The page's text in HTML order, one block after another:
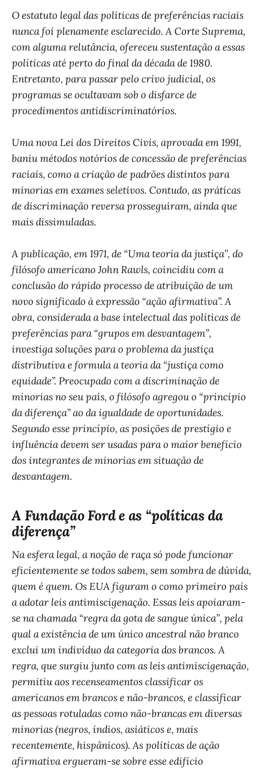
O estatuto legal das políticas de preferências raciais
nunca foi plenamente esclarecido. A Corte Suprema,
com alguma relutância, ofereceu sustentação a essas
políticas até perto do final da década de 1980.
Entretanto, para passar pelo crivo judicial, os
programas se ocultavam sob o disfarce de
procedimentos antidiscriminatórios.
Uma nova Lei dos Direitos Civis, aprovada em 1991,
baniu métodos notórios de concessão de preferências
raciais, como a criação de padrões distintos para
minorias em exames seletivos. Contudo, as práticas
de discriminação reversa prosseguiram, ainda que
mais dissimuladas.
A publicação, em 1971, de “Uma teoria da justiça”, do
filósofo americano John Rawls, coincidiu com a
conclusão do rápido processo de atribuição de um
novo significado à expressão “ação afirmativa”. A
obra, considerada a base intelectual das políticas de
preferências para “grupos em desvantagem”,
investiga soluções para o problema da justiça
distributiva e formula a teoria da “justiça como
equidade”. Preocupado com a discriminação de
minorias no seu país, o filósofo agregou o “princípio
da diferença” ao da igualdade de oportunidades.
Segundo esse princípio, as posições de prestígio e
influência devem ser usadas para o maior benefício
dos integrantes de minorias em situação de
desvantagem.
A Fundação Ford e as “políticas da
diferença”
Na esfera legal, a noção de raça só pode funcionar
eficientemente se todos sabem, sem sombra de dúvida,
quem é quem. Os EUA figuram o como primeiro país
a adotar leis antimiscigenação. Essas leis apoiaram-
se na chamada “regra da gota de sangue única”, pela
qual a existência de um único ancestral não branco
exclui um indivíduo da categoria dos brancos. A
regra, que surgiu junto com as leis antimiscigenação,
permitiu aos recenseamentos classificar os
americanos em brancos e não-brancos, e classificar
as pessoas rotuladas como não-brancas em diversas
minorias (negros, índios, asiáticos e, mais
recentemente, hispânicos). As políticas de ação
afirmativa ergueram-se sobre esse edifício